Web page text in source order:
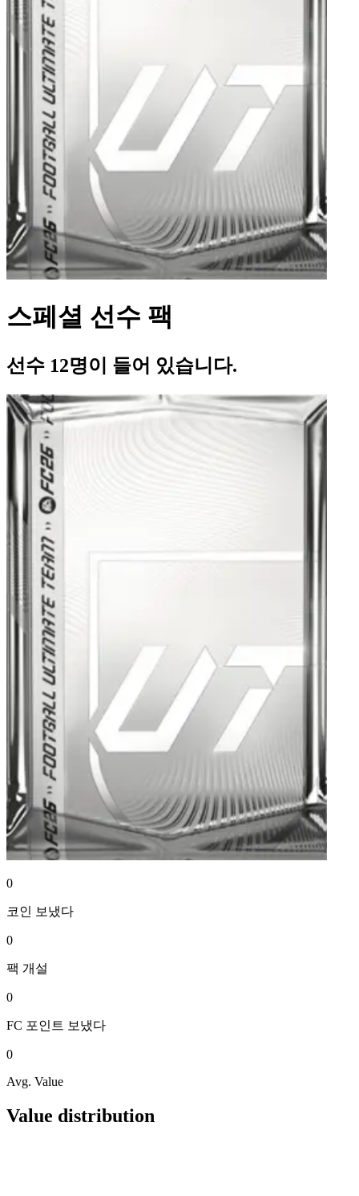
스페셜 선수 팩
선수 12명이 들어 있습니다.
0
코인 보냈다
0
팩 개설
0
FC 포인트 보냈다
0
Avg. Value
Value distribution